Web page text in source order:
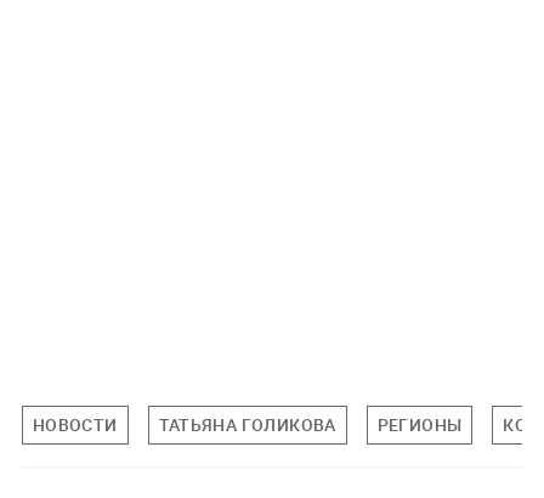
НОВОСТИ ТАТЬЯНА ГОЛИКОВА РЕГИОНЫ